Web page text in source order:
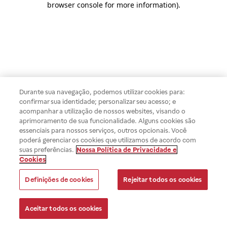
browser console for more information).
Durante sua navegação, podemos utilizar cookies para:
confirmar sua identidade; personalizar seu acesso; e
acompanhar a utilização de nossos websites, visando o
aprimoramento de sua funcionalidade. Alguns cookies são
essenciais para nossos serviços, outros opcionais. Você
poderá gerenciar os cookies que utilizamos de acordo com
suas preferências. Nossa Política de Privacidade e
Cookies
Definições de cookies Rejeitar todos os cookies
Aceitar todos os cookies